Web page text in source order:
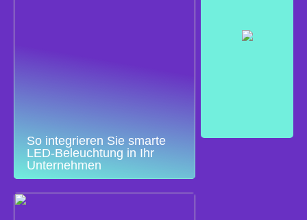
So integrieren Sie smarte
LED-Beleuchtung in Ihr
Unternehmen